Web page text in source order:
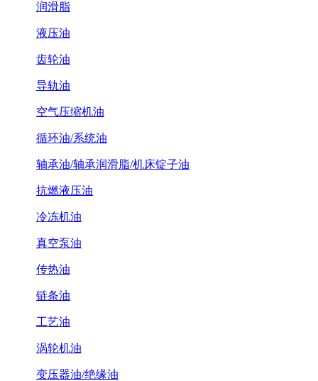
润滑脂
液压油
齿轮油
导轨油
空气压缩机油
循环油/系统油
轴承油/轴承润滑脂/机床锭子油
抗燃液压油
冷冻机油
真空泵油
传热油
链条油
工艺油
涡轮机油
变压器油/绝缘油